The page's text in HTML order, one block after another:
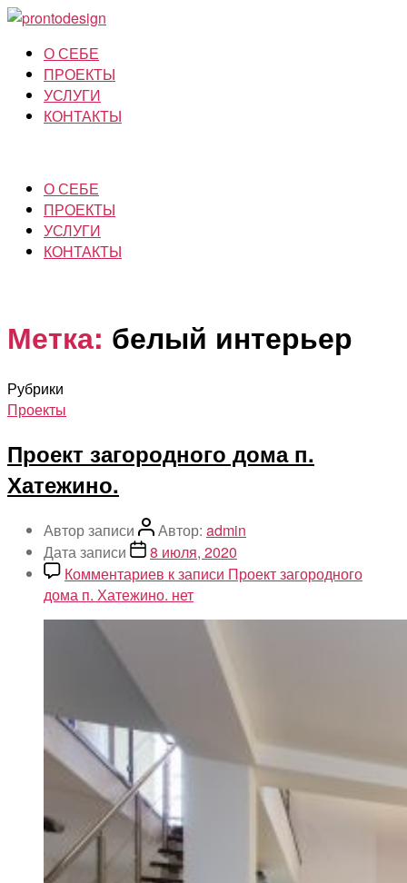
О СЕБЕ
ПРОЕКТЫ
УСЛУГИ
КОНТАКТЫ
О СЕБЕ
ПРОЕКТЫ
УСЛУГИ
КОНТАКТЫ
Метка: белый интерьер
Рубрики
Проекты
Проект загородного дома п.
Хатежино.
Автор записи Автор: admin
Дата записи
8 июля, 2020
Комментариев к записи Проект загородного
дома п. Хатежино. нет